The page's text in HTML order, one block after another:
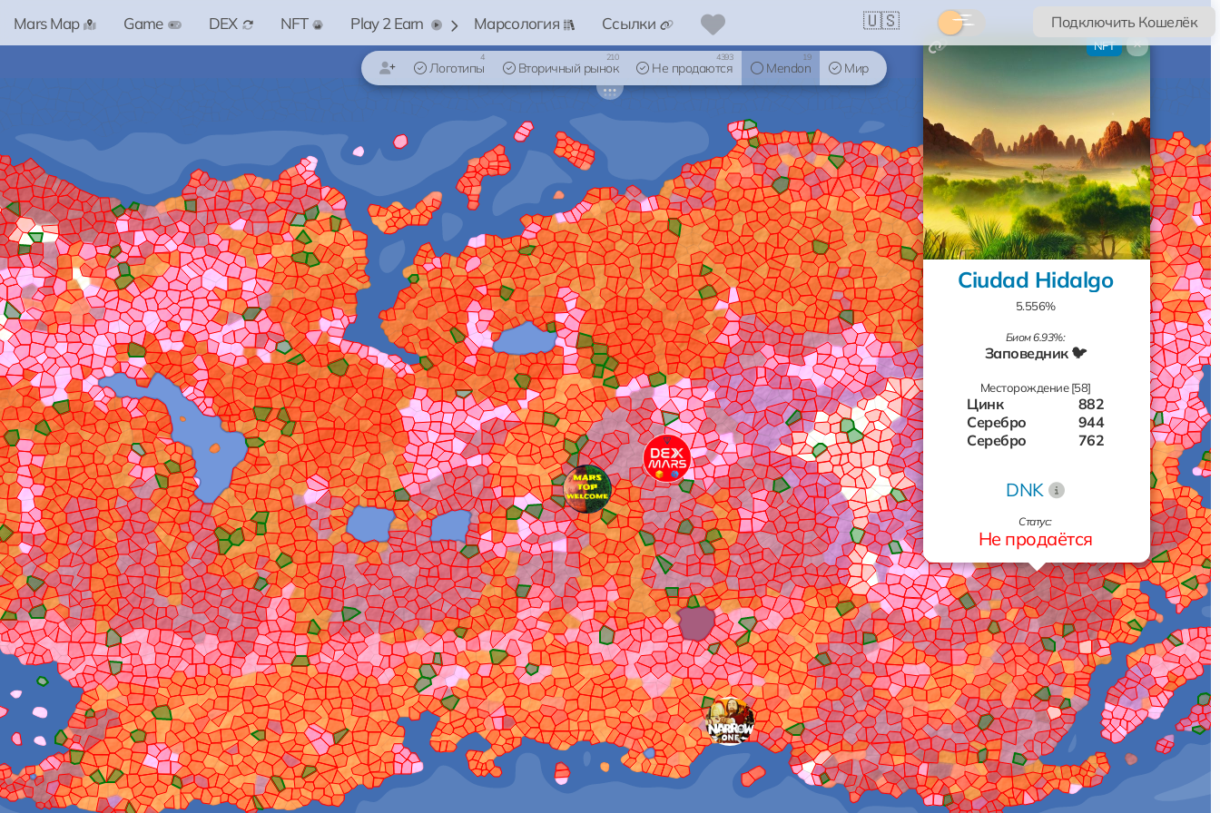
🇺🇸 Подключить Кошелёк
Mars Map Game DEX NFT Play 2 Earn Марсология Ссылки
Логотипы
4
Вторичный рынок
210
Не продаются
4393
Mendon
19
Мир
Ciudad Hidalgo
5.556%
Биом 6.93%:
Заповедник 🐦
Месторождение [58]
Цинк
882
Серебро
944
Серебро
762
Нефть
Цинк
745
Алюминий
387
Серебро
139
Золото
699
Нефть
183
Нефть
638
Цинк
233
Алюминий
124
Титан
726
Цинк
569
Нефть
868
Цинк
424
Газ
213
Цинк
622
Цинк
417
Алюминий
DNK
Статус:
Не продаётся
NFT ×